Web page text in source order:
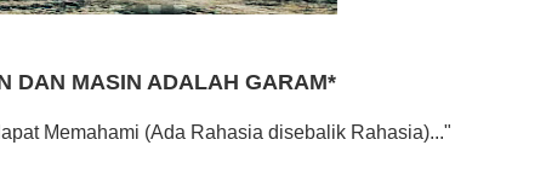
SAW?
DAN MASIN ADALAH GARAM*
Memahami (Ada Rahasia disebalik Rahasia)..."